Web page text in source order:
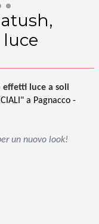
effetti luce a soli
a Pagnacco -
un nuovo look!